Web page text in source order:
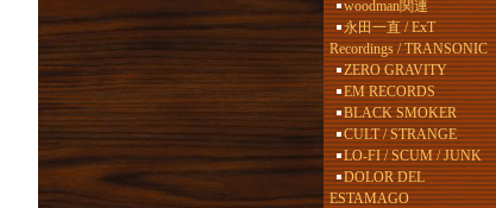
woodman関連
永田一直 / ExT
Recordings / TRANSONIC
ZERO GRAVITY
EM RECORDS
BLACK SMOKER
CULT / STRANGE
LO-FI / SCUM / JUNK
DOLOR DEL
ESTAMAGO